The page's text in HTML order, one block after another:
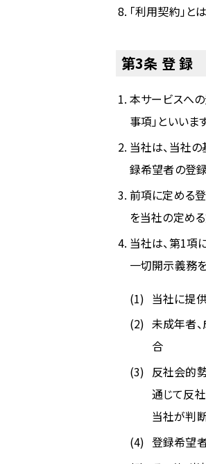
「利用契約」
第3条 登 録
本サービスへの
事項」といいま
当社は、当社
録希望者の登
前項に定める
を当社の定める
当社は、第1項
一切開示義務
当社に提
未成年者
合
反社会的
通じて反
当社が判
登録希望